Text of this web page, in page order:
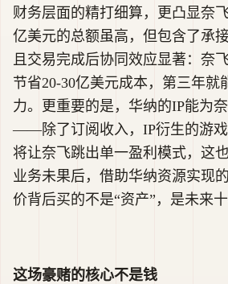
财务层面的精打细算，更凸显奈
亿美元的总额虽高，但包含了承
且交易完成后协同效应显著：奈
节省20-30亿美元成本，第三年就
力。更重要的是，华纳的IP能为
——除了订阅收入，IP衍生的游戏
将让奈飞跳出单一盈利模式，这
业务未果后，借助华纳资源实现
价背后买的不是“资产”，是未来
这场豪赌的核心不是钱